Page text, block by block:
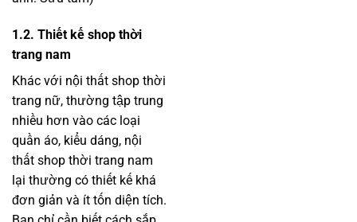
1.2. Thiết kế shop thời
trang nam
Khác với nội thất shop thời
trang nữ, thường tập trung
nhiều hơn vào các loại
quần áo, kiểu dáng, nội
thất shop thời trang nam
lại thường có thiết kế khá
đơn giản và ít tốn diện tích.